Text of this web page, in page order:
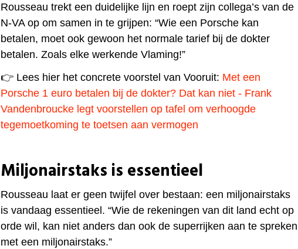
Rousseau trekt een duidelijke lijn en roept zijn collega’s van de
N-VA op om samen in te grijpen: “Wie een Porsche kan
betalen, moet ook gewoon het normale tarief bij de dokter
betalen. Zoals elke werkende Vlaming!”
👉 Lees hier het concrete voorstel van Vooruit: Met een
Porsche 1 euro betalen bij de dokter? Dat kan niet - Frank
Vandenbroucke legt voorstellen op tafel om verhoogde
tegemoetkoming te toetsen aan vermogen
Miljonairstaks is essentieel
Rousseau laat er geen twijfel over bestaan: een miljonairstaks
is vandaag essentieel.“Wie de rekeningen van dit land echt op
orde wil, kan niet anders dan ook de superrijken aan te spreken
met een miljonairstaks.”